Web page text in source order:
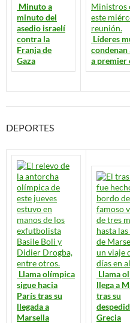
Minuto a
minuto del
asedio israelí
contra la
Franja de
Gaza
Líderes
condenan
a premier
DEPORTES
Llama olímpica
sigue hacia
París tras su
llegada a
Marsella
Llama
llega a
tras su
Grecia